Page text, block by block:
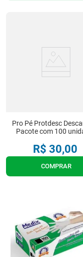
Pro Pé Protdesc
Pacote com 100
R$ 30,00
COMPRAR